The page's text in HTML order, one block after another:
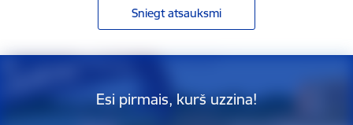
Sniegt atsauksmi
Esi pirmais, kurš uzzina!